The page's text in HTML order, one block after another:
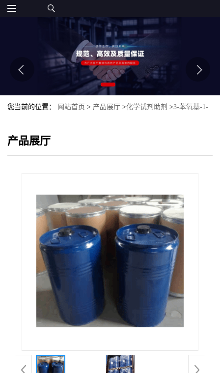
您当前的位置： 网站首页 > 产品展厅 >化学试剂助剂 >3-苯氧基-1-
产品展厅